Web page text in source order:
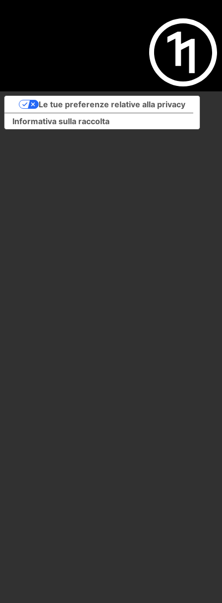
Informativa sulla raccolta
Le tue preferenze relative alla privacy